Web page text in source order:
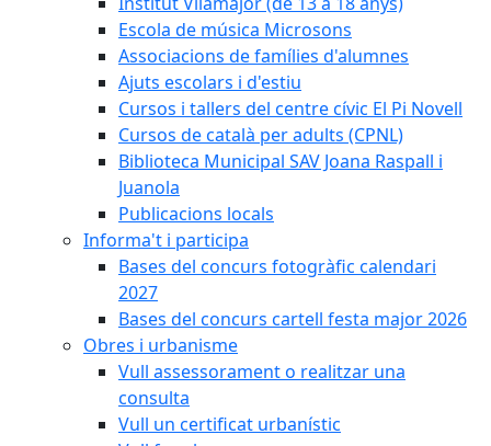
Escola de música Microsons
Associacions de famílies d'alumnes
Ajuts escolars i d'estiu
Cursos i tallers del centre cívic El Pi Novell
Cursos de català per adults (CPNL)
Biblioteca Municipal SAV Joana Raspall i
Juanola
Publicacions locals
Informa't i participa
Bases del concurs fotogràfic calendari
2027
Bases del concurs cartell festa major 2026
Obres i urbanisme
Vull assessorament o realitzar una
consulta
Vull un certificat urbanístic